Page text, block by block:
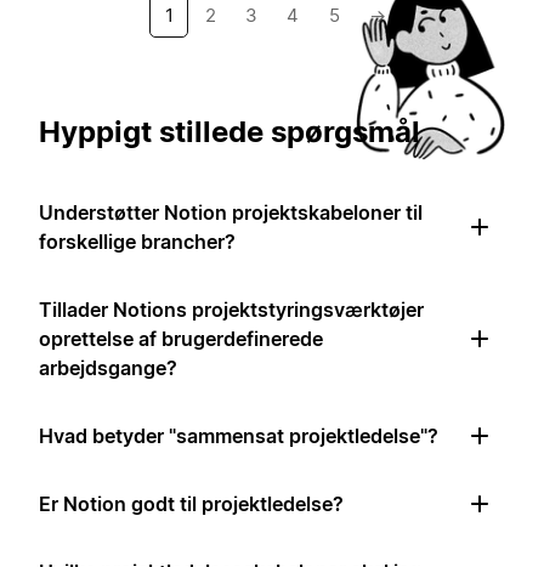
1 2 3 4 5 →
Hyppigt stillede spørgsmål
Understøtter Notion projektskabeloner til
forskellige brancher?
Tillader Notions projektstyringsværktøjer
oprettelse af brugerdefinerede
arbejdsgange?
Hvad betyder "sammensat projektledelse"?
Er Notion godt til projektledelse?